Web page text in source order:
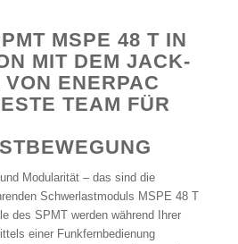
MSPE 48 T IN
MIT DEM JACK-
ENERPAC
TEAM FÜR
Modularität – das sind die
Schwerlastmoduls MSPE 48 T
des SPMT werden während Ihrer
einer Funkfernbedienung